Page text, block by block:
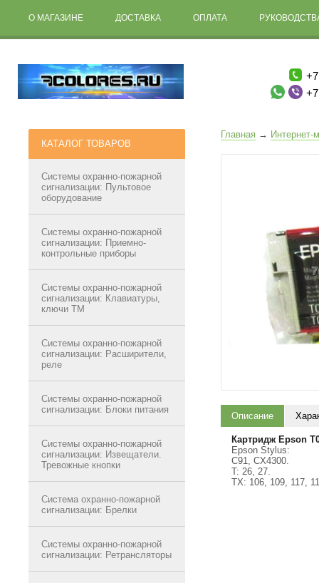
О МАГАЗИНЕ ДОСТАВКА ОПЛАТА
КАТАЛОГ ТОВАРОВ
Системы охранно-пожарной
сигнализации: Пультовое
оборудование
Системы охранно-пожарной
сигнализации: Приемно-
контрольные приборы
Системы охранно-пожарной
сигнализации: Клавиатуры,
ключи ТМ
Системы охранно-пожарной
сигнализации: Расширители,
реле
Системы охранно-пожарной
сигнализации: Блоки питания
Системы охранно-пожарной
сигнализации: Извещатели.
Тревожные кнопки
Система охранно-пожарной
сигнализации: Брелки
Системы охранно-пожарной
сигнализации: Ретрансляторы
Главная → Интернет-
Описание
Картридж Epson
Epson Stylus:
C91, CX4300.
T: 26, 27.
TX: 106, 109, 117,